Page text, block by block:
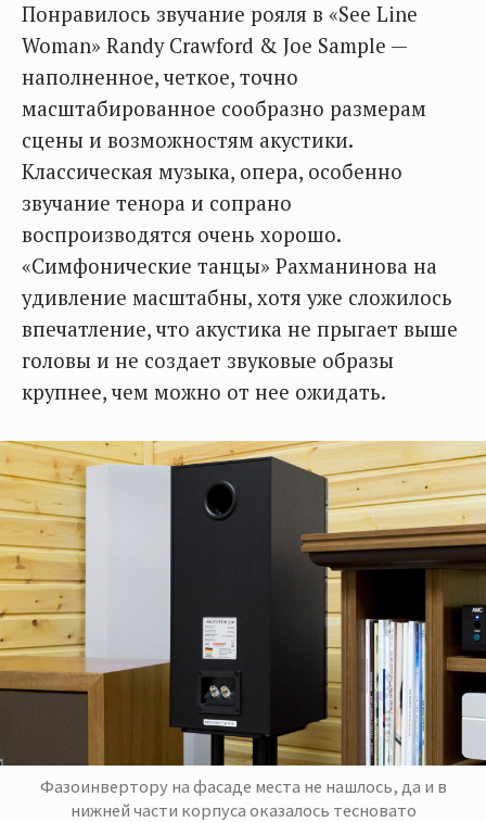
Понравилось звучание рояля в «See Line
Woman» Randy Crawford & Joe Sample —
наполненное, четкое, точно
масштабированное сообразно размерам
сцены и возможностям акустики.
Классическая музыка, опера, особенно
звучание тенора и сопрано
воспроизводятся очень хорошо.
«Симфонические танцы» Рахманинова на
удивление масштабны, хотя уже сложилось
впечатление, что акустика не прыгает выше
головы и не создает звуковые образы
крупнее, чем можно от нее ожидать.
Фазоинвертору на фасаде места не нашлось, да и в
нижней части корпуса оказалось тесновато